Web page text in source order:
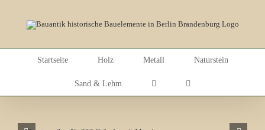
Startseite Holz Metall Naturstein
Sand & Lehm